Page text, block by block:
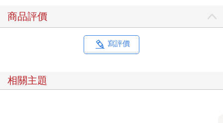
次，有一次流感世界大流行發生於1957-1958年，另一次發生於
1968-1969年，然而，二十世紀中最有名的流感世界大流行是發生
於1918-1919年的西班牙流感，估計有4千萬人在不到一年內死
亡，與季節性流感流行不同的是此次流感殺死的人主要是年青
冒病毒株H5N1，已知人類會由生病的家禽感染到病毒，而此病毒
商品評價
寫評價
相關主題